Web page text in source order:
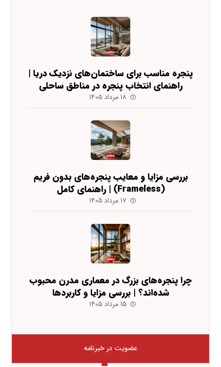
پنجره مناسب برای ساختمان‌های نزدیک دریا |
راهنمای انتخاب پنجره در مناطق ساحلی
۱۸ مرداد ۱۴۰۵
بررسی مزایا و معایب پنجره‌های بدون فریم
(Frameless) | راهنمای کامل
۱۷ مرداد ۱۴۰۵
چرا پنجره‌های بزرگ در معماری مدرن محبوب
شده‌اند؟ | بررسی مزایا و کاربردها
۱۵ مرداد ۱۴۰۵
عضویت در خبرنامه